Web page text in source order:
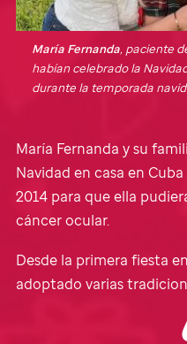
María Fernanda, paciente
habían celebrado la
durante la temporada
María Fernanda y su
Navidad en casa en
2014 para que ella
cáncer ocular.
Desde la primera fiesta en
adoptado varias